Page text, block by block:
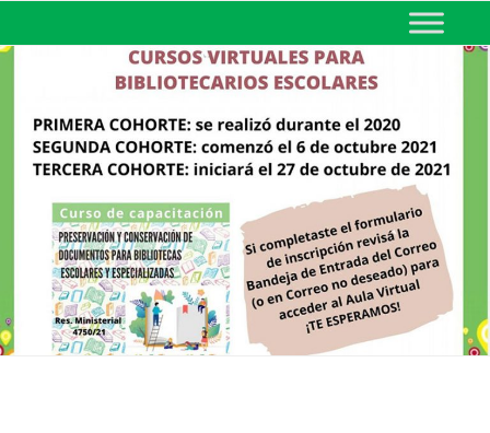
MINISTERIO DE EDUCACIÓN
DE CORRIENTES